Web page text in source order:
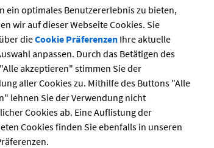
Verwaltungswirt (FH)
ein optimales Benutzererlebnis zu bieten,
wir auf dieser Webseite Cookies. Sie
dieCookie PräferenzenIhre aktuelle
anpassen. Durch das Betätigen des
akzeptieren" stimmen Sie der
aller Cookies zu. Mithilfe des Buttons "Alle
lehnen Sie der Verwendung nicht
Cookies ab. Eine Auflistung der
Cookies finden Sie ebenfalls in unseren